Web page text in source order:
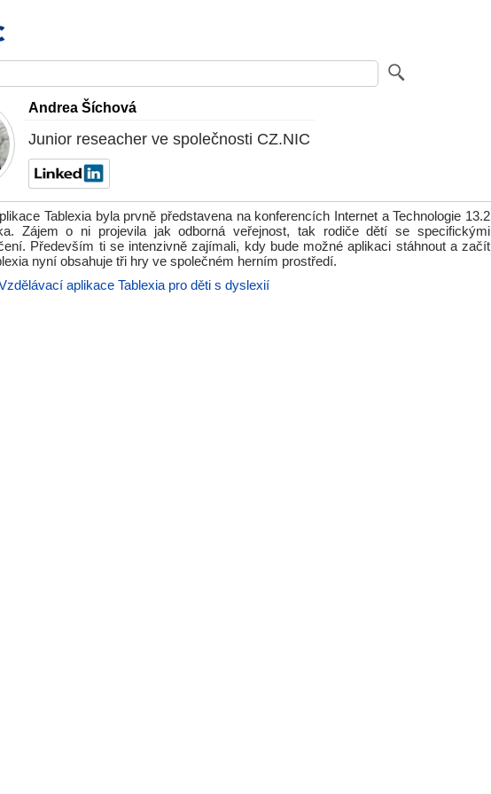
Andrea Šíchová
Junior reseacher ve společnosti CZ.NIC
Tablexia byla prvně představena na konferencích Internet a Technologie 13.2
Zájem o ni projevila jak odborná veřejnost, tak rodiče dětí se specifickými
Především ti se intenzivně zajímali, kdy bude možné aplikaci stáhnout a začít
nyní obsahuje tři hry ve společném herním prostředí.
aplikace Tablexia pro děti s dyslexií